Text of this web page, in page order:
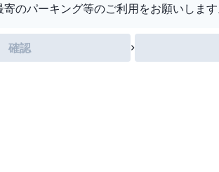
のパーキング等のご利用をお願いします
確認